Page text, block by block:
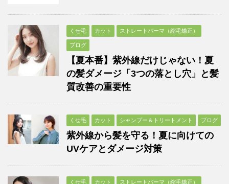
くせ毛 カット ストレートパーマ（縮毛矯正）
ブログ
【夏本番】紫外線だけじゃない！夏
の髪ダメージ「3つの落とし穴」と髪
質改善の重要性
くせ毛 カット シャンプー＆トリートメント ブログ
紫外線から髪を守る！夏に向けての
UVケアとダメージ対策
くせ毛 カット ストレートパーマ（縮毛矯正）